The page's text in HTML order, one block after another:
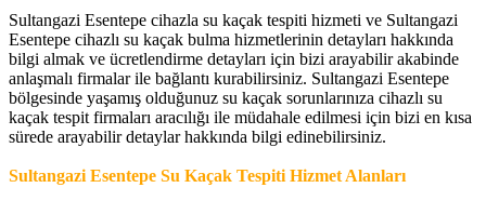
Sultangazi Esentepe cihazla su kaçak tespiti hizmeti ve Sultangazi
Esentepe cihazlı su kaçak bulma hizmetlerinin detayları hakkında
bilgi almak ve ücretlendirme detayları için bizi arayabilir akabinde
anlaşmalı firmalar ile bağlantı kurabilirsiniz. Sultangazi Esentepe
bölgesinde yaşamış olduğunuz su kaçak sorunlarınıza cihazlı su
kaçak tespit firmaları aracılığı ile müdahale edilmesi için bizi en kısa
sürede arayabilir detaylar hakkında bilgi edinebilirsiniz.
Sultangazi Esentepe Su Kaçak Tespiti Hizmet Alanları